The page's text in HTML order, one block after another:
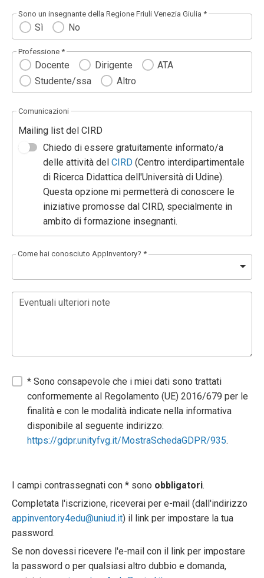
Sono un insegnante della Regione Friuli Venezia Giulia *
Sì No
Professione *
Docente Dirigente
ATA
Studente/ssa
Altro
Comunicazioni
Mailing list del CIRD
Chiedo di essere gratuitamente informato/a
delle attività delCIRD (Centro interdipartimentale
di Ricerca Didattica dell'Università di Udine).
Questa opzione mi permetterà di conoscere le
iniziative promosse dal CIRD, specialmente in
ambito di formazione insegnanti.
Come hai conosciuto AppInventory? *
Eventuali ulteriori note
* Sono consapevole che i miei dati sono trattati
conformemente al Regolamento (UE) 2016/679 per le
finalità e con le modalità indicate nella informativa
disponibile al seguente indirizzo:
https://gdpr.unityfvg.it/MostraSchedaGDPR/935.
I campi contrassegnati con * sono obbligatori.
Completata l'iscrizione, riceverai per e-mail (dall'indirizzo
appinventory4edu@uniud.it) il link per impostare la tua
password.
Se non dovessi ricevere l'e-mail con il link per impostare
la password o per qualsiasi altro dubbio e domanda,